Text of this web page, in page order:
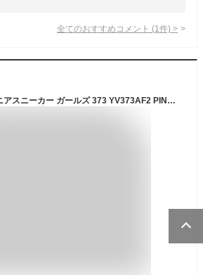
全てのおすすめコメント (1 件) >
[ニューバランス] ジュニアスニーカー ガールズ 373 YV373AF2 PINK 19.0 cm